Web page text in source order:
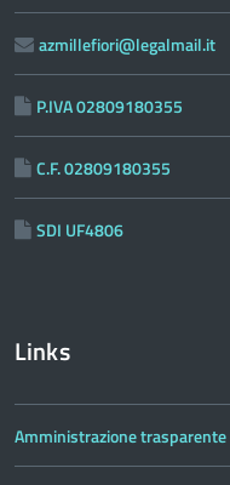
azmillefiori@legalmail.it
P.IVA 02809180355
C.F. 02809180355
SDI UF4806
Links
Amministrazione trasparente